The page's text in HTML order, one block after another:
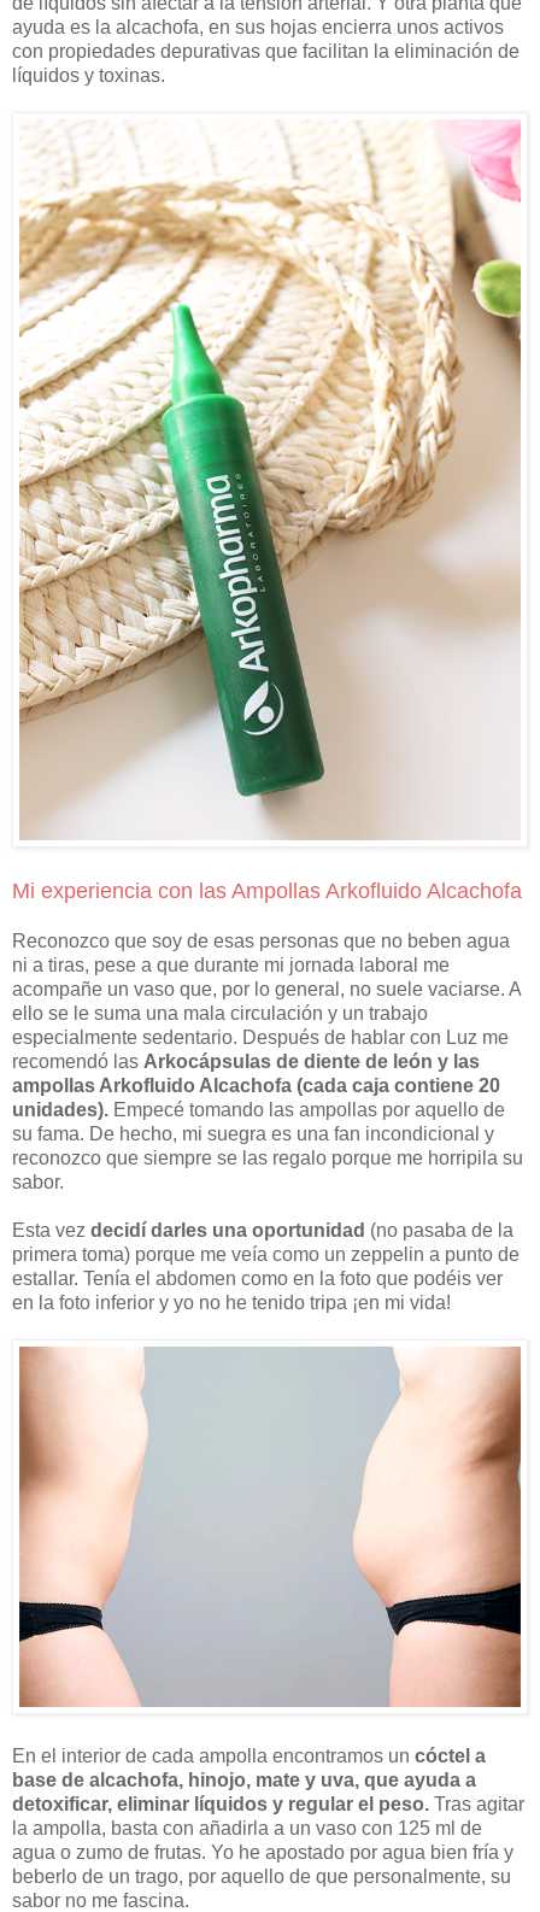
ayuda es la alcachofa, en sus hojas encierra unos activos
con propiedades depurativas que facilitan la eliminación de
líquidos y toxinas.
Mi experiencia con las Ampollas Arkofluido Alcachofa
Reconozco que soy de esas personas que no beben agua
ni a tiras, pese a que durante mi jornada laboral me
acompañe un vaso que, por lo general, no suele vaciarse. A
ello se le suma una mala circulación y un trabajo
especialmente sedentario. Después de hablar con Luz me
recomendó las Arkocápsulas de diente de león y las
ampollas Arkofluido Alcachofa (cada caja contiene 20
unidades). Empecé tomando las ampollas por aquello de
su fama. De hecho, mi suegra es una fan incondicional y
reconozco que siempre se las regalo porque me horripila su
sabor.
Esta vez decidí darles una oportunidad (no pasaba de la
primera toma) porque me veía como un zeppelin a punto de
estallar. Tenía el abdomen como en la foto que podéis ver
en la foto inferior y yo no he tenido tripa ¡en mi vida!
En el interior de cada ampolla encontramos un cóctel a
base de alcachofa, hinojo, mate y uva, que ayuda a
detoxificar, eliminar líquidos y regular el peso. Tras agitar
la ampolla, basta con añadirla a un vaso con 125 ml de
agua o zumo de frutas. Yo he apostado por agua bien fría y
beberlo de un trago, por aquello de que personalmente, su
sabor no me fascina.